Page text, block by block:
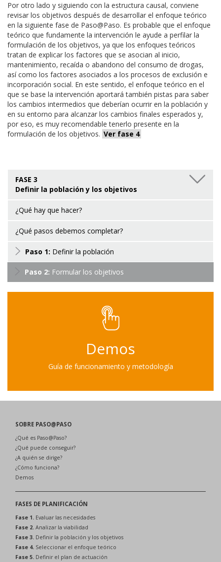
Por otro lado y siguiendo con la estructura causal, conviene
revisar los objetivos después de desarrollar el enfoque teórico
en la siguiente fase de Paso@Paso. Es probable que el enfoque
teórico que fundamente la intervención le ayude a perfilar la
formulación de los objetivos, ya que los enfoques teóricos
tratan de explicar los factores que se asocian al inicio,
mantenimiento, recaída o abandono del consumo de drogas,
así como los factores asociados a los procesos de exclusión e
incorporación social. En este sentido, el enfoque teórico en el
que se base la intervención aportará también pistas para saber
los cambios intermedios que deberían ocurrir en la población y
en su entorno para alcanzar los cambios finales esperados y,
por eso, es muy recomendable tenerlo presente en la
formulación de los objetivos. Ver fase 4
FASE 3
Definir la población y los objetivos
¿Qué hay que hacer?
¿Qué pasos debemos completar?
Paso 1: Definir la población
Paso 2: Formular los objetivos
Demos
Guía de funcionamiento y metodología
SOBRE PASO@PASO
¿Qué es Paso@Paso?
¿Qué puede conseguir?
¿A quién se dirige?
¿Cómo funciona?
Demos
FASES DE PLANIFICACIÓN
Fase 1. Evaluar las necesidades
Fase 2. Analizar la viabilidad
Fase 3. Definir la población y los objetivos
Fase 4. Seleccionar el enfoque teórico
Fase 5. Definir el plan de actuación